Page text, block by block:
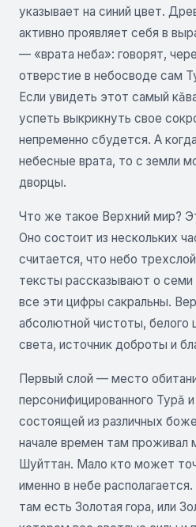
указывает на синий цвет.
активно проявляет себя в
— «врата неба»: говорят,
отверстие в небосводе сам
Если увидеть этот самый
успеть выкрикнуть свое
непременно сбудется. А
небесные врата, то с земли
дворцы.
Что же такое Верхний мир?
Оно состоит из нескольких
считается, что небо
тексты рассказывают о
все эти цифры сакральны.
абсолютной чистоты, белого
света, источник доброты и
Первый слой — место
персонифицированного Турă
состоящей из различных
начале времен там
Шуйттан. Мало кто может
именно в небе
там есть Золотая гора, или